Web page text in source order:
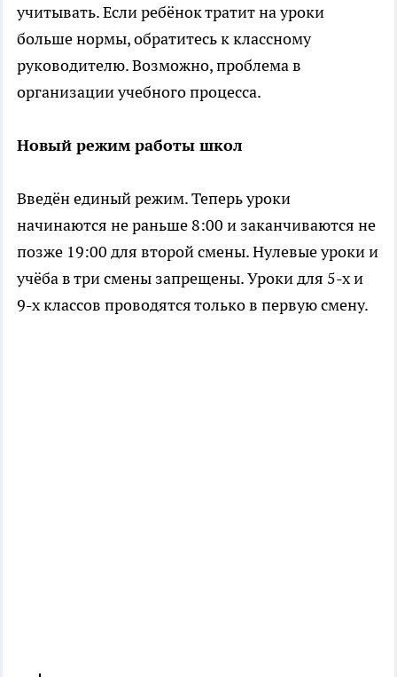
учитывать. Если ребёнок тратит на уроки
больше нормы, обратитесь к классному
руководителю. Возможно, проблема в
организации учебного процесса.
Новый режим работы школ
Введён единый режим. Теперь уроки
начинаются не раньше 8:00 и заканчиваются не
позже 19:00 для второй смены. Нулевые уроки и
учёба в три смены запрещены. Уроки для 5-х и
9-х классов проводятся только в первую смену.